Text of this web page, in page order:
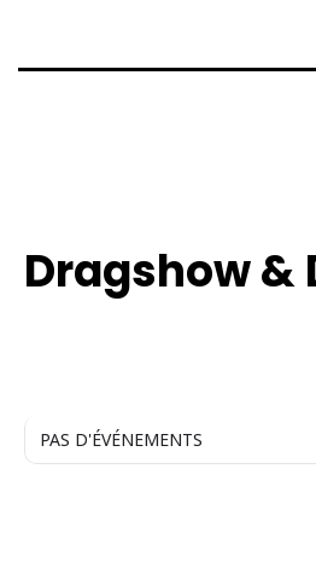
Dragshow &
PAS D'ÉVÉNEMENTS